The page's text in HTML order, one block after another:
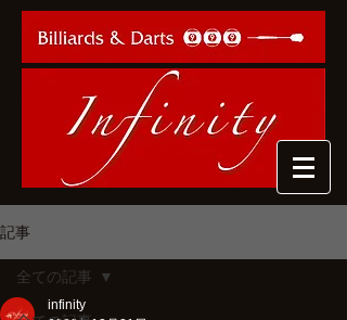
記事
全ての記事
infinity